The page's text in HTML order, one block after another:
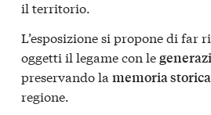
il territorio.
L’esposizione si propone di far
oggetti il legame con le
preservando la memoria storica
regione.